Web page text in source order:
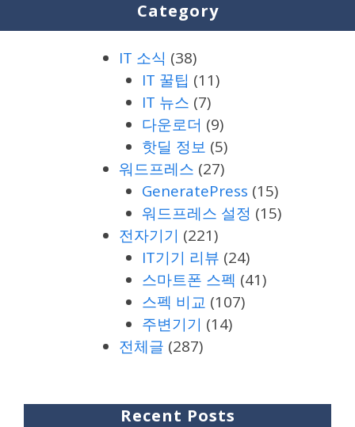
Category
IT 소식 (38)
IT 꿀팁 (11)
IT 뉴스 (7)
다운로더 (9)
핫딜 정보 (5)
워드프레스 (27)
GeneratePress (15)
워드프레스 설정 (15)
전자기기 (221)
IT기기 리뷰 (24)
스마트폰 스펙 (41)
스펙 비교 (107)
주변기기 (14)
전체글 (287)
Recent Posts